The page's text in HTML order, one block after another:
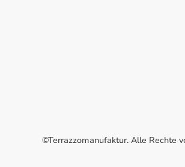
©Terrazzomanufaktur. Alle Rechte